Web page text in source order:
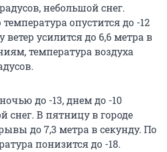
небольшой снег.
опустится до -12
ветер усилится до 6,6 метра в
температура воздуха
до -13, днем до -10
снег. В пятницу в городе
до 7,3 метра в секунду. По
понизится до -18.